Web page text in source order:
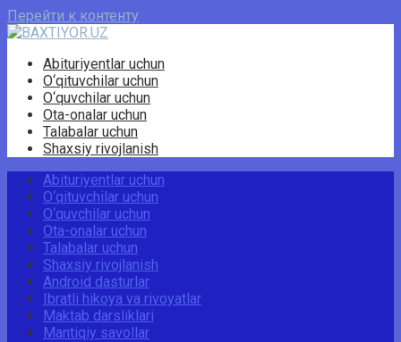
Перейти к контенту
Abituriyentlar uchun
O‘qituvchilar uchun
O‘quvchilar uchun
Ota-onalar uchun
Talabalar uchun
Shaxsiy rivojlanish
Abituriyentlar uchun
O‘qituvchilar uchun
O‘quvchilar uchun
Ota-onalar uchun
Talabalar uchun
Shaxsiy rivojlanish
Android dasturlar
Ibratli hikoya va rivoyatlar
Maktab darsliklari
Mantiqiy savollar